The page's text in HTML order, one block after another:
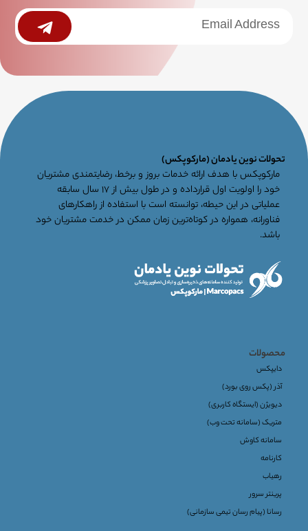
خبرنامه
جامع Submit
تحولات نوین یادمان (مارکوپکس)
مارکوپکس با هدف ارائه خدمات بروز و برخط، رضایتمندی مشتریان
خود را اولویت اول قرارداده و در طول بیش از ۱۷ سال سابقه
عملیاتی در این حیطه، توانسته است با استفاده از راهکارهای
فناورانه، همواره در کوتاه‌ترین زمان ممکن در خدمت مشتریان خود
باشد.
محصولات
دایپکس
آذر (پکس روی بورد)
دیویژن (ایستگاه کاربری)
متریک (سامانه تحت وب)
سامانه کاوش
کارنامه
رهیاب
پرینتر سرور
رسانا (پیام رسان تیمی سازمانی)